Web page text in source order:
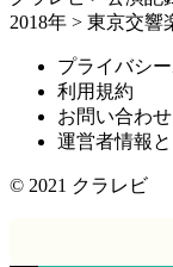
2018年 > 東京交響
プライバシ
利用規約
お問い合わせ
運営者情報
© 2021 クラレビ